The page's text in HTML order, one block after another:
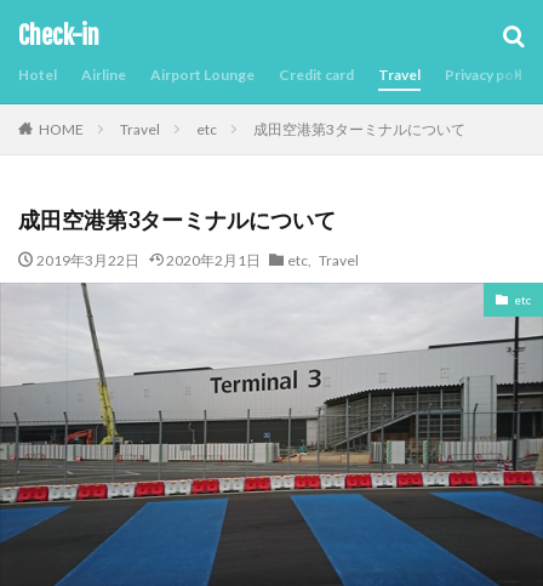
Check-in
Hotel Airline Airport Lounge Credit card Travel Privacy policy
HOME Travel etc 成田空港第3ターミナルについて
成田空港第3ターミナルについて
2019年3月22日 2020年2月1日 etc, Travel
etc